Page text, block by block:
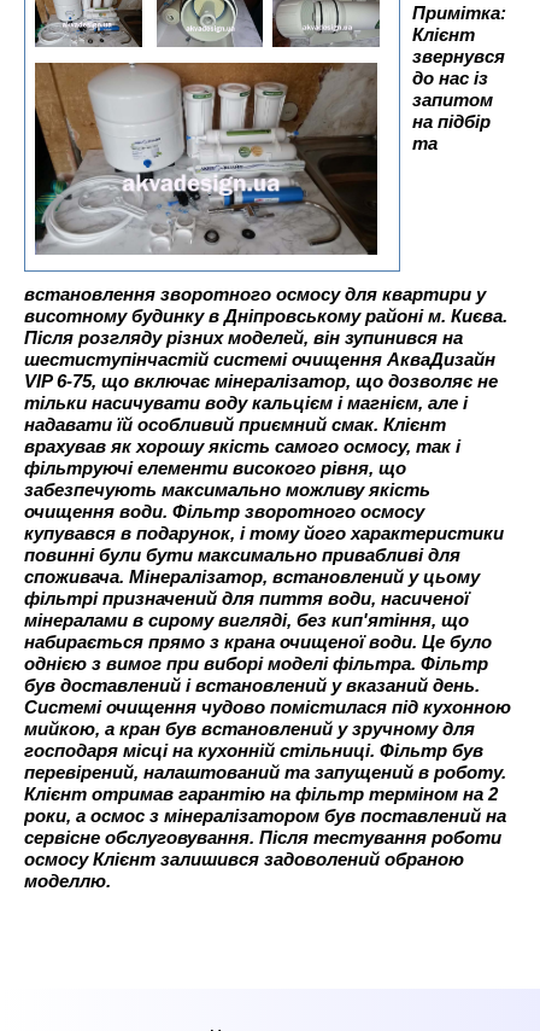
Примітка:
Клієнт
звернувся
до нас із
запитом
на підбір
та
встановлення зворотного осмосу для квартири у
висотному будинку в Дніпровському районі м. Києва.
Після розгляду різних моделей, він зупинився на
шестиступінчастій системі очищення АкваДизайн
VIP 6-75, що включає мінералізатор, що дозволяє не
тільки насичувати воду кальцієм і магнієм, але і
надавати їй особливий приємний смак. Клієнт
врахував як хорошу якість самого осмосу, так і
фільтруючі елементи високого рівня, що
забезпечують максимально можливу якість
очищення води. Фільтр зворотного осмосу
купувався в подарунок, і тому його характеристики
повинні були бути максимально привабливі для
споживача. Мінералізатор, встановлений у цьому
фільтрі призначений для пиття води, насиченої
мінералами в сирому вигляді, без кип'ятіння, що
набирається прямо з крана очищеної води. Це було
однією з вимог при виборі моделі фільтра. Фільтр
був доставлений і встановлений у вказаний день.
Системі очищення чудово помістилася під кухонною
мийкою, а кран був встановлений у зручному для
господаря місці на кухонній стільниці. Фільтр був
перевірений, налаштований та запущений в роботу.
Клієнт отримав гарантію на фільтр терміном на 2
роки, а осмос з мінералізатором був поставлений на
сервісне обслуговування. Після тестування роботи
осмосу Клієнт залишився задоволений обраною
моделлю.